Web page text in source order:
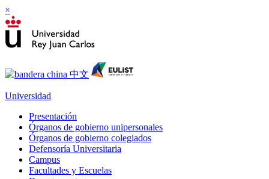
×
Universidad
Presentación
Órganos de gobierno unipersonales
Órganos de gobierno colegiados
Defensoría Universitaria
Campus
Facultades y Escuelas